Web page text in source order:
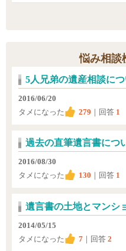
悩み相談
5人兄弟の遺産相談に
2016/06/20
タメになった
279 ｜回答 1
過去の直筆遺言書につ
2016/08/30
タメになった
130 ｜回答 1
遺言書の土地とマンシ
2014/05/15
タメになった
7 ｜回答 2